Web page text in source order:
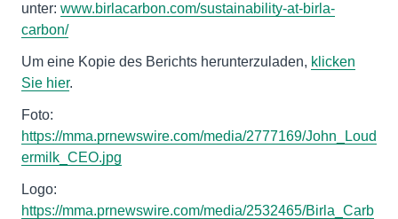
unter: www.birlacarbon.com/sustainability-at-birla-
carbon/
Um eine Kopie des Berichts herunterzuladen, klicken
Sie hier.
Foto:
https://mma.prnewswire.com/media/2777169/John_Loud
ermilk_CEO.jpg
Logo:
https://mma.prnewswire.com/media/2532465/Birla_Carb